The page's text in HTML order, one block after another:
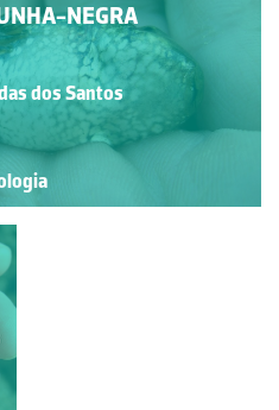
NEGRA
dos Santos